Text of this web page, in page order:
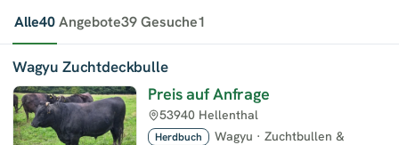
Alle40Angebote39Gesuche1
Wagyu Zuchtdeckbulle
Preis auf Anfrage
Herdbuch Wagyu · Zuchtbullen &
53940 Hellenthal